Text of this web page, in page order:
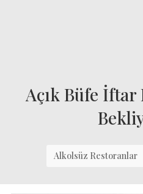
Açık Büfe İftar
Alkolsüz Restoranlar